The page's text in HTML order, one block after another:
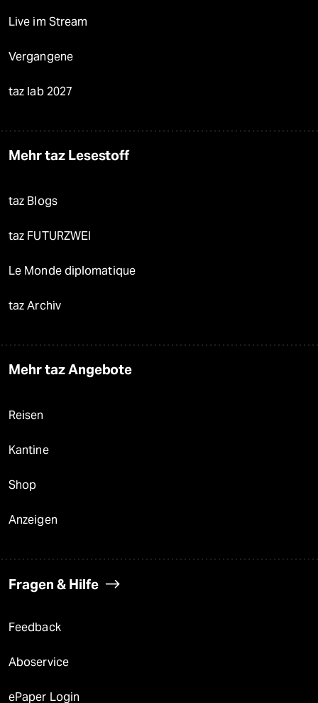
Live im Stream
Vergangene
taz lab 2027
Mehr taz Lesestoff
taz Blogs
taz FUTURZWEI
Le Monde diplomatique
taz Archiv
Mehr taz Angebote
Reisen
Kantine
Shop
Anzeigen
Fragen & Hilfe
Feedback
Aboservice
ePaper Login